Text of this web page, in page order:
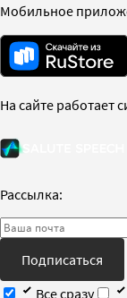
Мобильное
На сайте работает
Рассылка:
Подписаться
Все сразу